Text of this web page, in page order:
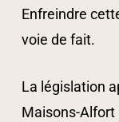
Enfreindre
voie de fait.
La législation
Maisons-Alfort